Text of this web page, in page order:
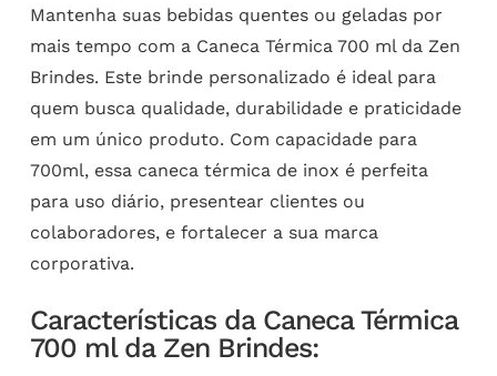
Mantenha suas bebidas quentes ou geladas por
mais tempo com a Caneca Térmica 700 ml da Zen
Brindes. Este brinde personalizado é ideal para
quem busca qualidade, durabilidade e praticidade
em um único produto. Com capacidade para
700ml, essa caneca térmica de inox é perfeita
para uso diário, presentear clientes ou
colaboradores, e fortalecer a sua marca
corporativa.
Características da Caneca Térmica
700 ml da Zen Brindes: